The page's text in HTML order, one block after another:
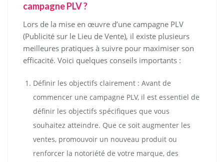
campagne PLV ?
Lors de la mise en œuvre d’une campagne PLV
(Publicité sur le Lieu de Vente), il existe plusieurs
meilleures pratiques à suivre pour maximiser son
efficacité. Voici quelques conseils importants :
Définir les objectifs clairement : Avant de
commencer une campagne PLV, il est essentiel de
définir les objectifs spécifiques que vous
souhaitez atteindre. Que ce soit augmenter les
ventes, promouvoir un nouveau produit ou
renforcer la notoriété de votre marque, des